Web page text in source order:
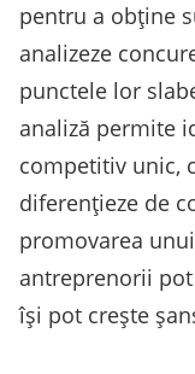
pentru a obține
analizeze
punctele lor
analiză permite
competitiv unic,
diferențieze de
promovarea
antreprenorii
își pot crește